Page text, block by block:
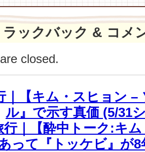
じ
服
じ」
♪
は
ラックバック & コメ
closed.
｜【キム・スヒョン –
ル』で示す真価 (5/31
行｜【酔中トーク:キ
って『トッケビ』が